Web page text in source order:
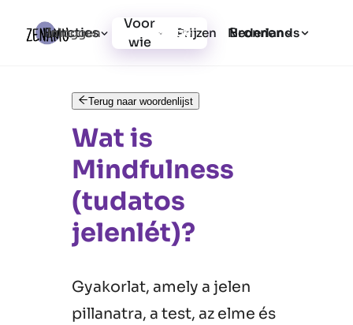
Functies
Voor
wie
Prijzen Bronnen
Inloggen Registratie Nederlands
Terug naar woordenlijst
Wat is
Mindfulness
(tudatos
jelenlét)?
Gyakorlat, amely a jelen
pillanatra, a test, az elme és